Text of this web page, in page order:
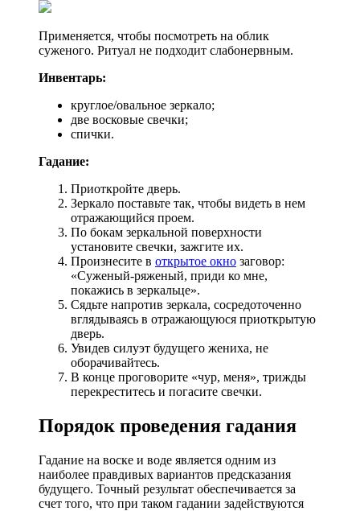
Применяется, чтобы посмотреть на облик
суженого. Ритуал не подходит слабонервным.
Инвентарь:
круглое/овальное зеркало;
две восковые свечки;
спички.
Гадание:
Приоткройте дверь.
Зеркало поставьте так, чтобы видеть в нем
отражающийся проем.
По бокам зеркальной поверхности
установите свечки, зажгите их.
Произнесите в открытое окно заговор:
«Суженый-ряженый, приди ко мне,
покажись в зеркальце».
Сядьте напротив зеркала, сосредоточенно
вглядываясь в отражающуюся приоткрытую
дверь.
Увидев силуэт будущего жениха, не
оборачивайтесь.
В конце проговорите «чур, меня», трижды
перекреститесь и погасите свечки.
Порядок проведения гадания
Гадание на воске и воде является одним из
наиболее правдивых вариантов предсказания
будущего. Точный результат обеспечивается за
счет того, что при таком гадании задействуются